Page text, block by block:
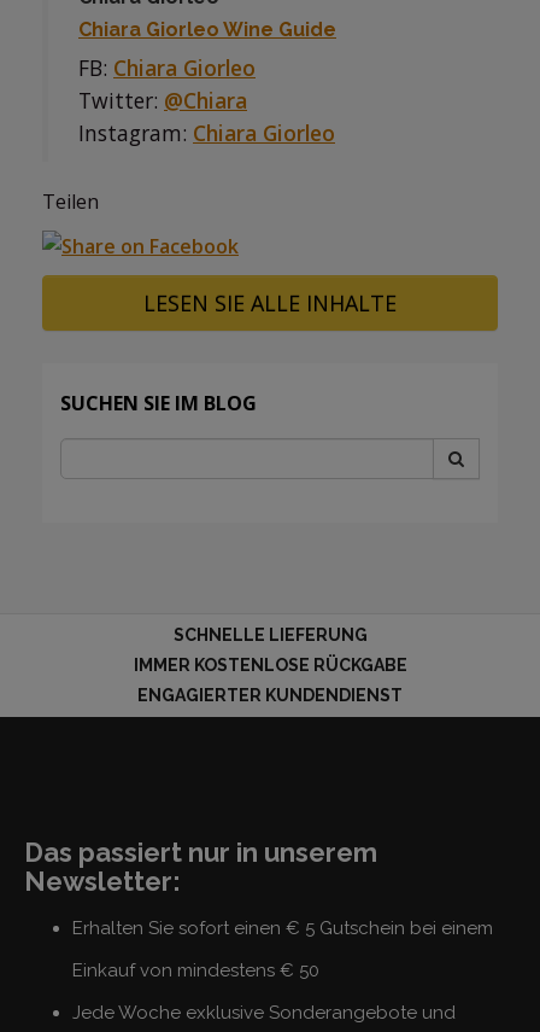
Chiara Giorleo Wine Guide
FB: Chiara Giorleo
Twitter: @Chiara
Instagram: Chiara Giorleo
Teilen
LESEN SIE ALLE INHALTE
SUCHEN SIE IM BLOG
SCHNELLE LIEFERUNG
IMMER KOSTENLOSE RÜCKGABE
ENGAGIERTER KUNDENDIENST
Das passiert nur in unserem
Newsletter:
Erhalten Sie sofort einen € 5 Gutschein bei einem
Einkauf von mindestens € 50
Jede Woche exklusive Sonderangebote und